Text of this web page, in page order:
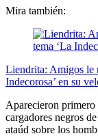
Mira también:
Liendrita: Amigos le
Indecorosa’ en su
Aparecieron
cargadores negros
ataúd sobre los